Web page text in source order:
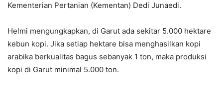
Kementerian Pertanian (Kementan) Dedi Junaedi.
Helmi mengungkapkan, di Garut ada sekitar 5.000 hektare
kebun kopi. Jika setiap hektare bisa menghasilkan kopi
arabika berkualitas bagus sebanyak 1 ton, maka produksi
kopi di Garut minimal 5.000 ton.